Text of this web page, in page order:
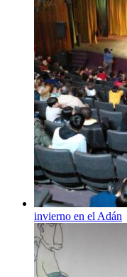
invierno en el Adán